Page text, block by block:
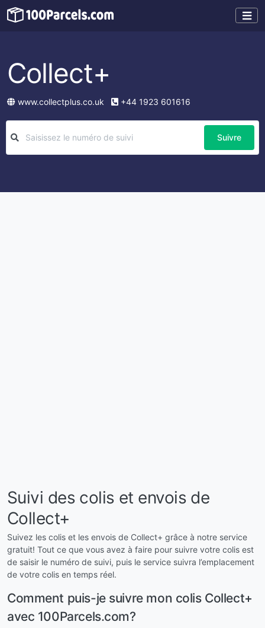
Collect+
www.collectplus.co.uk +44 1923 601616
Suivre
Suivi des colis et envois de
Collect+
Suivez les colis et les envois de Collect+ grâce à notre service
gratuit! Tout ce que vous avez à faire pour suivre votre colis est
de saisir le numéro de suivi, puis le service suivra l’emplacement
de votre colis en temps réel.
Comment puis-je suivre mon colis Collect+
avec 100Parcels.com?